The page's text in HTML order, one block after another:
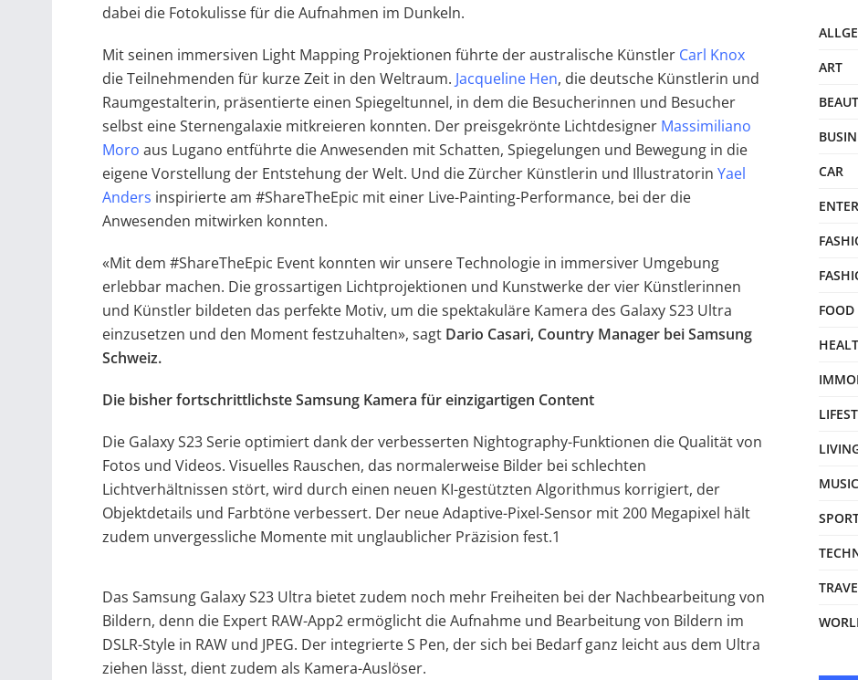
dabei die Fotokulisse für die Aufnahmen im Dunkeln.
Mit seinen immersiven Light Mapping Projektionen führte der australische Künstler Carl Knox
die Teilnehmenden für kurze Zeit in den Weltraum. Jacqueline Hen, die deutsche Künstlerin und
Raumgestalterin, präsentierte einen Spiegeltunnel, in dem die Besucherinnen und Besucher
selbst eine Sternengalaxie mitkreieren konnten. Der preisgekrönte Lichtdesigner Massimiliano
Moro aus Lugano entführte die Anwesenden mit Schatten, Spiegelungen und Bewegung in die
eigene Vorstellung der Entstehung der Welt. Und die Zürcher Künstlerin und Illustratorin Yael
Anders inspirierte am #ShareTheEpic mit einer Live-Painting-Performance, bei der die
Anwesenden mitwirken konnten.
«Mit dem #ShareTheEpic Event konnten wir unsere Technologie in immersiver Umgebung
erlebbar machen. Die grossartigen Lichtprojektionen und Kunstwerke der vier Künstlerinnen
und Künstler bildeten das perfekte Motiv, um die spektakuläre Kamera des Galaxy S23 Ultra
einzusetzen und den Moment festzuhalten», sagt Dario Casari, Country Manager bei Samsung
Schweiz.
Die bisher fortschrittlichste Samsung Kamera für einzigartigen Content
Die Galaxy S23 Serie optimiert dank der verbesserten Nightography-Funktionen die Qualität von
Fotos und Videos. Visuelles Rauschen, das normalerweise Bilder bei schlechten
Lichtverhältnissen stört, wird durch einen neuen KI-gestützten Algorithmus korrigiert, der
Objektdetails und Farbtöne verbessert. Der neue Adaptive-Pixel-Sensor mit 200 Megapixel hält
zudem unvergessliche Momente mit unglaublicher Präzision fest.1
Das Samsung Galaxy S23 Ultra bietet zudem noch mehr Freiheiten bei der Nachbearbeitung von
Bildern, denn die Expert RAW-App2 ermöglicht die Aufnahme und Bearbeitung von Bildern im
DSLR-Style in RAW und JPEG. Der integrierte S Pen, der sich bei Bedarf ganz leicht aus dem Ultra
ziehen lässt, dient zudem als Kamera-Auslöser.
ART
CAR
FOOD
MUSIC